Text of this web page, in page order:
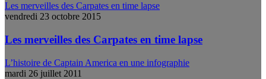
Les merveilles des Carpates en time lapse
vendredi 23 octobre 2015
Les merveilles des Carpates en time lapse
L’histoire de Captain America en une infographie
mardi 26 juillet 2011